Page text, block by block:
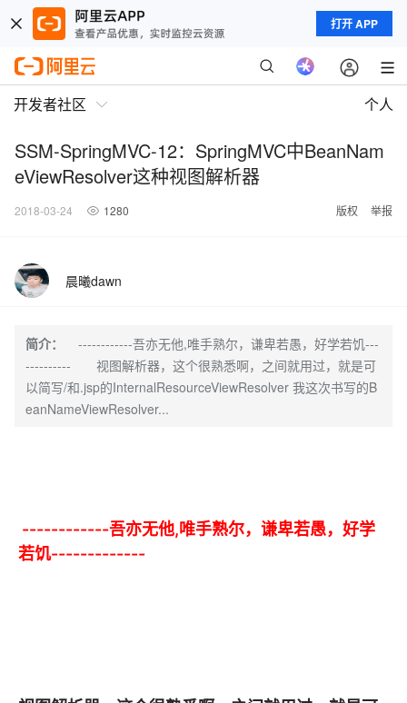
打开 APP
开发者社区 个人
SSM-SpringMVC-12：SpringMVC中BeanNam
eViewResolver这种视图解析器
2018-03-24 1280 版权 举报
晨曦dawn
简介：
------------吾亦无他,唯手熟尔，谦卑若愚，好学若饥---
---------- 视图解析器，这个很熟悉啊，之间就用过，就是可
以简写/和.jsp的InternalResourceViewResolver 我这次书写的B
eanNameViewResolver...
------------吾亦无他,唯手熟尔，谦卑若愚，好学
若饥-------------